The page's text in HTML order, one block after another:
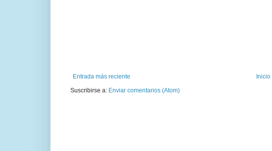
Entrada más reciente
Inicio
Suscribirse a: Enviar comentarios (Atom)